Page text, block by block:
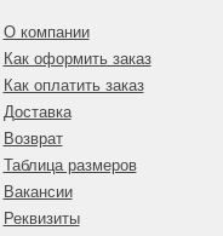
О компании
Как оформить заказ
Как оплатить заказ
Доставка
Возврат
Таблица размеров
Вакансии
Реквизиты